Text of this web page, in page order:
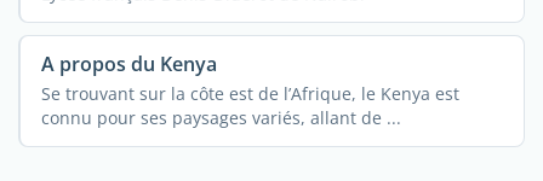
A propos du Kenya
Se trouvant sur la côte est de l’Afrique, le Kenya est
connu pour ses paysages variés, allant de ...